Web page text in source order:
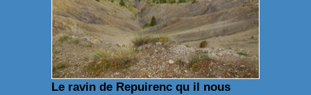
Le ravin de Repuirenc qu il nous